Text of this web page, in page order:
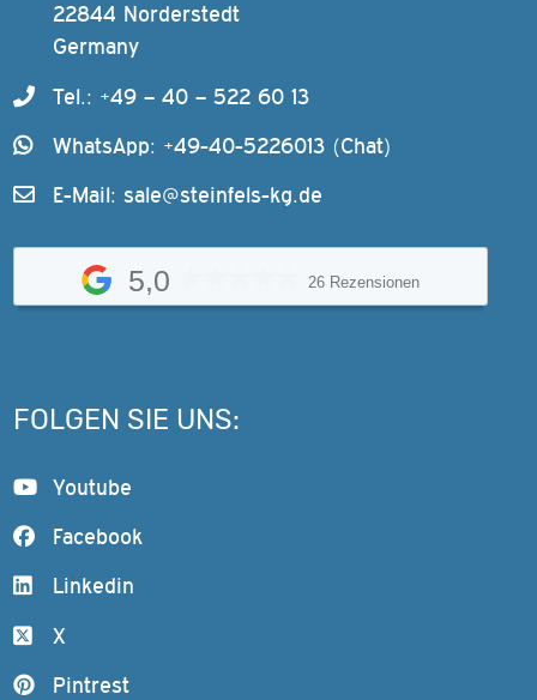
22844 Norderstedt
Germany
Tel.: +49 – 40 – 522 60 13
WhatsApp: +49-40-5226013 (Chat)
E-Mail: sale@steinfels-kg.de
5,0 26 Rezensionen
FOLGEN SIE UNS:
Youtube
Facebook
Linkedin
X
Pintrest